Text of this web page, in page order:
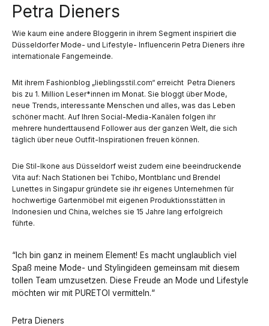
Petra Dieners
Wie kaum eine andere Bloggerin in ihrem Segment inspiriert die
Düsseldorfer Mode- und Lifestyle- Influencerin Petra Dieners ihre
internationale Fangemeinde.
Mit ihrem Fashionblog „lieblingsstil.com“ erreicht Petra Dieners
bis zu 1. Million Leser*innen im Monat. Sie bloggt über Mode,
neue Trends, interessante Menschen und alles, was das Leben
schöner macht. Auf Ihren Social-Media-Kanälen folgen ihr
mehrere hunderttausend Follower aus der ganzen Welt, die sich
täglich über neue Outfit-Inspirationen freuen können.
Die Stil-Ikone aus Düsseldorf weist zudem eine beeindruckende
Vita auf: Nach Stationen bei Tchibo, Montblanc und Brendel
Lunettes in Singapur gründete sie ihr eigenes Unternehmen für
hochwertige Gartenmöbel mit eigenen Produktionsstätten in
Indonesien und China, welches sie 15 Jahre lang erfolgreich
führte.
“Ich bin ganz in meinem Element! Es macht unglaublich viel
Spaß meine Mode- und Stylingideen gemeinsam mit diesem
tollen Team umzusetzen. Diese Freude an Mode und Lifestyle
möchten wir mit PURETOI vermitteln.“
Petra Dieners